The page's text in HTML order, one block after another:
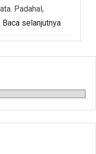
Padahal,
Baca selanjutnya